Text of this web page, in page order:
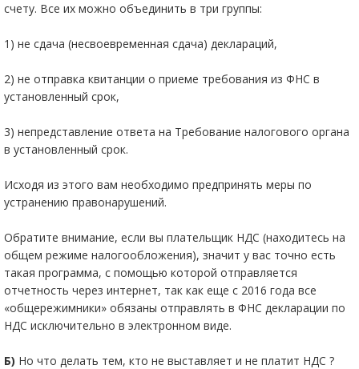
счету. Все их можно объединить в три группы:
1) не сдача (несвоевременная сдача) деклараций,
2) не отправка квитанции о приеме требования из ФНС в
установленный срок,
3) непредставление ответа на Требование налогового органа
в установленный срок.
Исходя из этого вам необходимо предпринять меры по
устранению правонарушений.
Обратите внимание, если вы плательщик НДС (находитесь на
общем режиме налогообложения), значит у вас точно есть
такая программа, с помощью которой отправляется
отчетность через интернет, так как еще с 2016 года все
«общережимники» обязаны отправлять в ФНС декларации по
НДС исключительно в электронном виде.
Б) Но что делать тем, кто не выставляет и не платит НДС ?